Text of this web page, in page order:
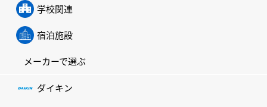
学校関連
宿泊施設
メーカーで選ぶ
ダイキン